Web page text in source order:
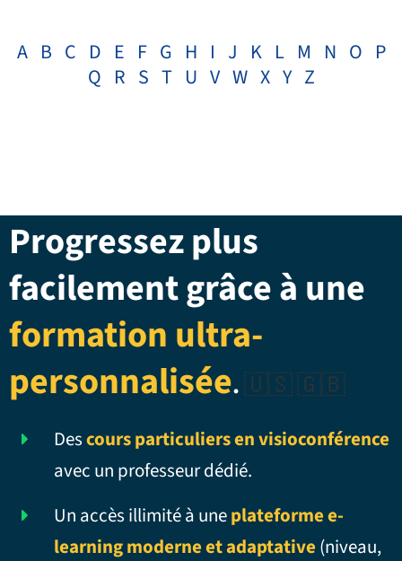
A B C D E F G H I J K L M N O P
Q R S T U V W X Y Z
Progressez plus
facilement grâce à une
formation ultra-
personnalisée.🇺🇸 🇬🇧
Descours particuliers en visioconférence
avec un professeur dédié.
Un accès illimité à uneplateforme e-
learning moderne et adaptative (niveau,